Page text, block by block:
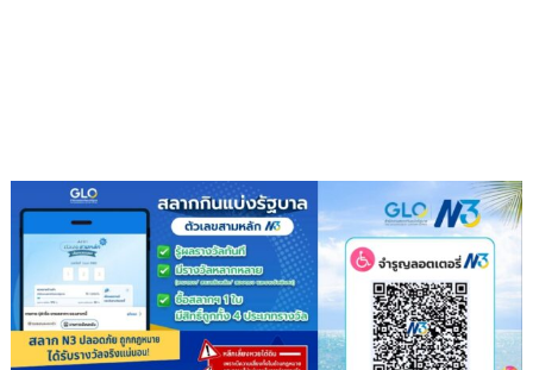
school)
เสริม
ความ
เยาวชน
จัดการ
สิ่ง